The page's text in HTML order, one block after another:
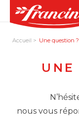
Accueil Une question ?
nous vous